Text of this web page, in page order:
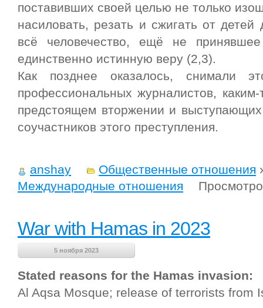
поставивших своей целью не только
насиловать, резать и сжигать от детей
всё человечество, ещё не
единственно истинную веру (2,3).
Как позднее оказалось, снимали
профессиональных журналистов,
предстоящем вторжении и
соучастников этого преступления.
anshay Общественные отношения
Международные отношения
War with Hamas in 2023
5 ноября 2023
Stated reasons for the Hamas invasion:
Al Aqsa Mosque; release of terrorists from